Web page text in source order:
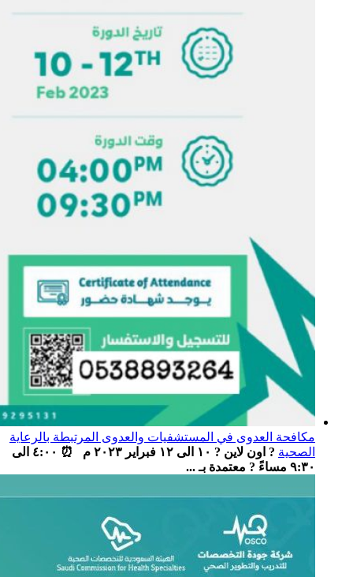
مكافحة العدوى في المستشفيات والعدوى المرتبطة بالرعاية
الصحية
? اون لاين ? ١٠ الى ١٢ فبراير ٢٠٢٣ م ⏰ ٤:٠٠ الى
٩:٣٠ مساءً ? معتمدة بـ ...